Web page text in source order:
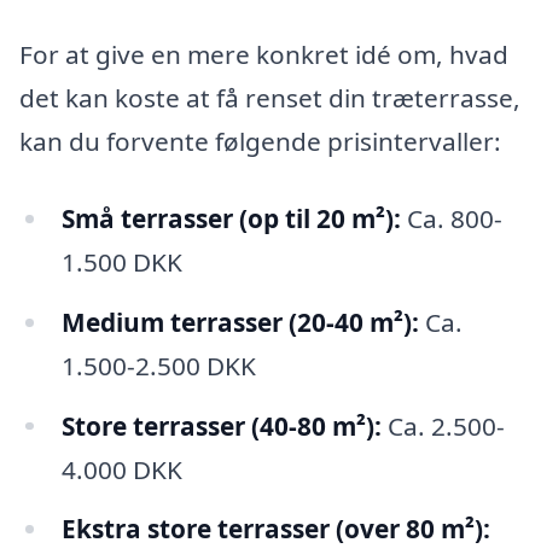
For at give en mere konkret idé om, hvad
det kan koste at få renset din træterrasse,
kan du forvente følgende prisintervaller:
Små terrasser (op til 20 m²): Ca. 800-
1.500 DKK
Medium terrasser (20-40 m²): Ca.
1.500-2.500 DKK
Store terrasser (40-80 m²): Ca. 2.500-
4.000 DKK
Ekstra store terrasser (over 80 m²):